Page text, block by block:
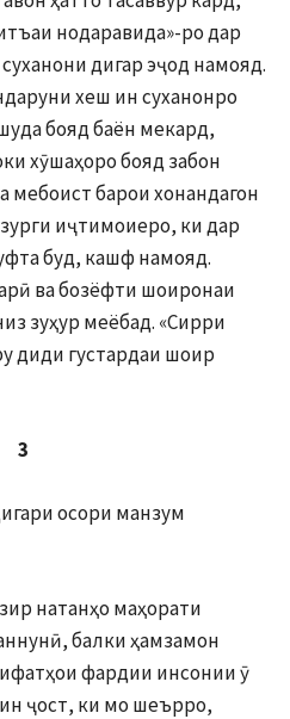
нодаравида»-ро дар
дигар эҷод намояд.
хеш ин суханонро
бояд баён мекард,
хӯшаҳоро бояд забон
барои хонандагон
иҷтимоиеро, ки дар
буд, кашф намояд.
ва бозёфти шоиронаи
зуҳур меёбад. «Сирри
диди густардаи шоир
3
осори манзум
натанҳо маҳорати
балки ҳамзамон
фардии инсонии ӯ
ҷост, ки мо шеърро,